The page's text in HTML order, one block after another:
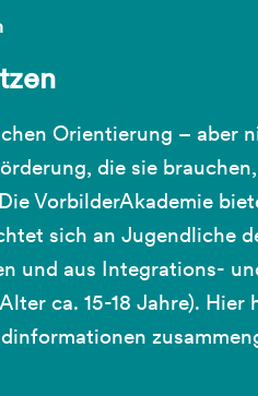
Orientierung – aber
die sie
VorbilderAkademie
sich an Jugendliche
und aus Integrations-
ca. 15-18 Jahre). Hier